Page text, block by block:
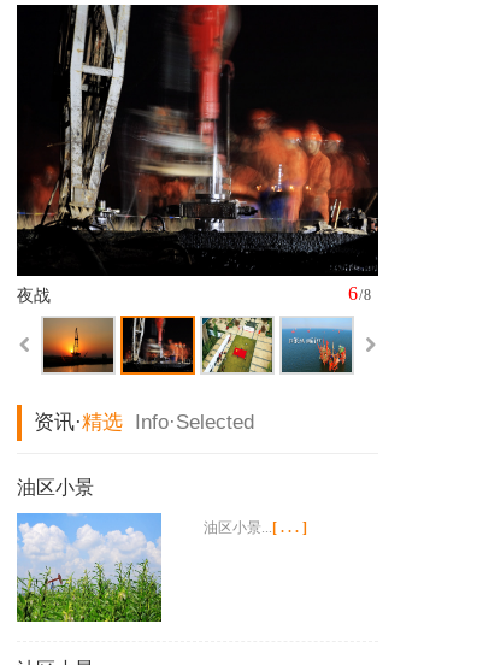
夜战 6/8
资讯·精选 Info·Selected
油区小景
油区小景... [...]